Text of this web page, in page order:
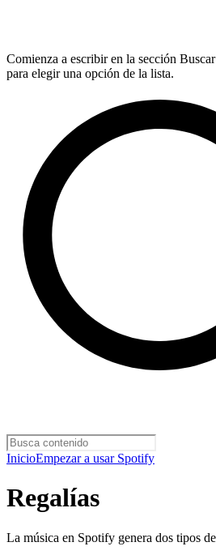
Comienza a escribir en la sección
para elegir una opción de la lista.
InicioEmpezar a usar Spotify
Regalías
La música en Spotify genera dos tipos